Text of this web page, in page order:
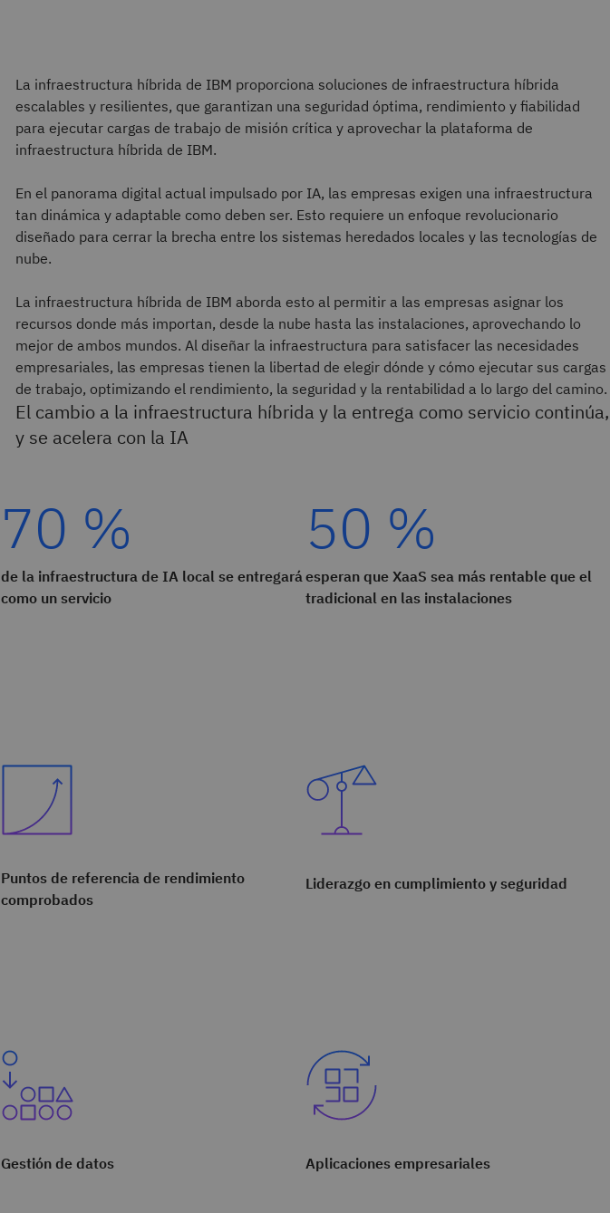
La infraestructura híbrida de IBM proporciona soluciones de infraestructura híbrida
escalables y resilientes, que garantizan una seguridad óptima, rendimiento y fiabilidad
para ejecutar cargas de trabajo de misión crítica y aprovechar la plataforma de
infraestructura híbrida de IBM.
En el panorama digital actual impulsado por IA, las empresas exigen una infraestructura
tan dinámica y adaptable como deben ser. Esto requiere un enfoque revolucionario
diseñado para cerrar la brecha entre los sistemas heredados locales y las tecnologías de
nube.
La infraestructura híbrida de IBM aborda esto al permitir a las empresas asignar los
recursos donde más importan, desde la nube hasta las instalaciones, aprovechando lo
mejor de ambos mundos. Al diseñar la infraestructura para satisfacer las necesidades
empresariales, las empresas tienen la libertad de elegir dónde y cómo ejecutar sus cargas
de trabajo, optimizando el rendimiento, la seguridad y la rentabilidad a lo largo del camino.
El cambio a la infraestructura híbrida y la entrega como servicio continúa,
y se acelera con la IA
70 %
de la infraestructura de IA local se entregará
como un servicio
50 %
esperan que XaaS sea más rentable que el
tradicional en las instalaciones
Puntos de referencia de rendimiento
comprobados
Liderazgo en cumplimiento y seguridad
Gestión de datos Aplicaciones empresariales